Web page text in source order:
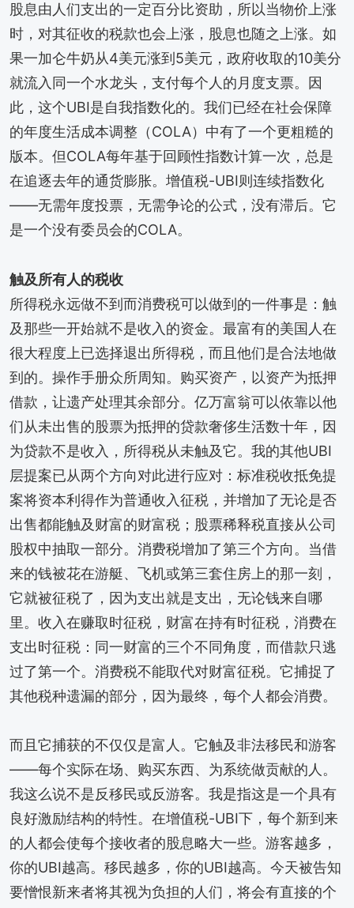
股息由人们支出的一定百分比资助，所以当物价上涨
时，对其征收的税款也会上涨，股息也随之上涨。如
果一加仑牛奶从4美元涨到5美元，政府收取的10美分
就流入同一个水龙头，支付每个人的月度支票。因
此，这个UBI是自我指数化的。我们已经在社会保障
的年度生活成本调整（COLA）中有了一个更粗糙的
版本。但COLA每年基于回顾性指数计算一次，总是
在追逐去年的通货膨胀。增值税-UBI则连续指数化
——无需年度投票，无需争论的公式，没有滞后。它
是一个没有委员会的COLA。
触及所有人的税收
所得税永远做不到而消费税可以做到的一件事是：触
及那些一开始就不是收入的资金。最富有的美国人在
很大程度上已选择退出所得税，而且他们是合法地做
到的。操作手册众所周知。购买资产，以资产为抵押
借款，让遗产处理其余部分。亿万富翁可以依靠以他
们从未出售的股票为抵押的贷款奢侈生活数十年，因
为贷款不是收入，所得税从未触及它。我的其他UBI
层提案已从两个方向对此进行应对：标准税收抵免提
案将资本利得作为普通收入征税，并增加了无论是否
出售都能触及财富的财富税；股票稀释税直接从公司
股权中抽取一部分。消费税增加了第三个方向。当借
来的钱被花在游艇、飞机或第三套住房上的那一刻，
它就被征税了，因为支出就是支出，无论钱来自哪
里。收入在赚取时征税，财富在持有时征税，消费在
支出时征税：同一财富的三个不同角度，而借款只逃
过了第一个。消费税不能取代对财富征税。它捕捉了
其他税种遗漏的部分，因为最终，每个人都会消费。
而且它捕获的不仅仅是富人。它触及非法移民和游客
——每个实际在场、购买东西、为系统做贡献的人。
我这么说不是反移民或反游客。我是指这是一个具有
良好激励结构的特性。在增值税-UBI下，每个新到来
的人都会使每个接收者的股息略大一些。游客越多，
你的UBI越高。移民越多，你的UBI越高。今天被告知
要憎恨新来者将其视为负担的人们，将会有直接的个